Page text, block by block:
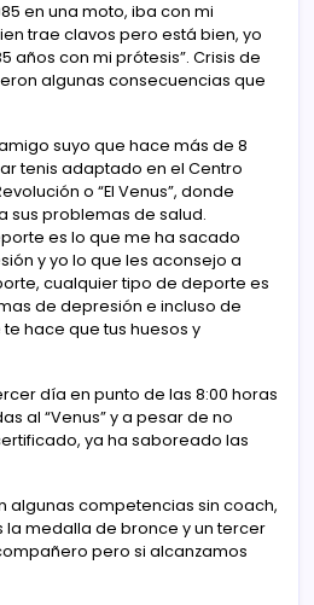
en una moto, iba con mi
trae clavos pero está bien, yo
años con mi prótesis”. Crisis de
algunas consecuencias que
suyo que hace más de 8
tenis adaptado en el Centro
o “El Venus”, donde
sus problemas de salud.
es lo que me ha sacado
y yo lo que les aconsejo a
cualquier tipo de deporte es
de depresión e incluso de
hace que tus huesos y
día en punto de las 8:00 horas
al “Venus” y a pesar de no
ya ha saboreado las
algunas competencias sin coach,
la medalla de bronce y un tercer
pero si alcanzamos